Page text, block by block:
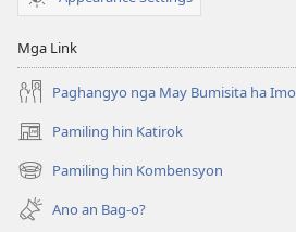
Mga Link
Paghangyo nga May Bumisita ha Imo
Pamiling hin Katirok
(opens
new
window)
Pamiling hin Kombensyon
(opens
new
window)
Ano an Bag-o?